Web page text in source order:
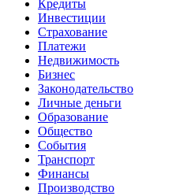
Кредиты
Инвестиции
Страхование
Платежи
Недвижимость
Бизнес
Законодательство
Личные деньги
Образование
Общество
События
Транспорт
Финансы
Производство